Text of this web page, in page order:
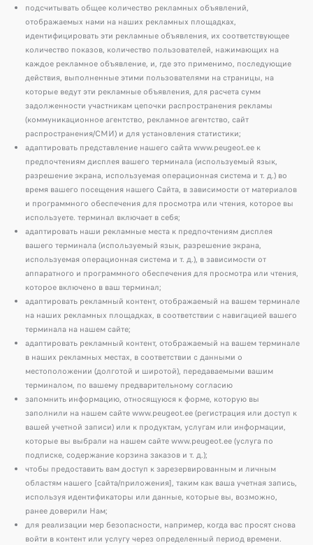
подсчитывать общее количество рекламных объявлений,
отображаемых нами на наших рекламных площадках,
идентифицировать эти рекламные объявления, их соответствующее
количество показов, количество пользователей, нажимающих на
каждое рекламное объявление, и, где это применимо, последующие
действия, выполненные этими пользователями на страницы, на
которые ведут эти рекламные объявления, для расчета сумм
задолженности участникам цепочки распространения рекламы
(коммуникационное агентство, рекламное агентство, сайт
распространения/СМИ) и для установления статистики;
адаптировать представление нашего сайта www.peugeot.ee к
предпочтениям дисплея вашего терминала (используемый язык,
разрешение экрана, используемая операционная система и т. д.) во
время вашего посещения нашего Сайта, в зависимости от материалов
и программного обеспечения для просмотра или чтения, которое вы
используете. терминал включает в себя;
адаптировать наши рекламные места к предпочтениям дисплея
вашего терминала (используемый язык, разрешение экрана,
используемая операционная система и т. д.), в зависимости от
аппаратного и программного обеспечения для просмотра или чтения,
которое включено в ваш терминал;
адаптировать рекламный контент, отображаемый на вашем терминале
на наших рекламных площадках, в соответствии с навигацией вашего
терминала на нашем сайте;
адаптировать рекламный контент, отображаемый на вашем терминале
в наших рекламных местах, в соответствии с данными о
местоположении (долготой и широтой), передаваемыми вашим
терминалом, по вашему предварительному согласию
запомнить информацию, относящуюся к форме, которую вы
заполнили на нашем сайте www.peugeot.ee (регистрация или доступ к
вашей учетной записи) или к продуктам, услугам или информации,
которые вы выбрали на нашем сайте www.peugeot.ee (услуга по
подписке, содержание корзина заказов и т. д.);
чтобы предоставить вам доступ к зарезервированным и личным
областям нашего [сайта/приложения], таким как ваша учетная запись,
используя идентификаторы или данные, которые вы, возможно,
ранее доверили Нам;
для реализации мер безопасности, например, когда вас просят снова
войти в контент или услугу через определенный период времени.